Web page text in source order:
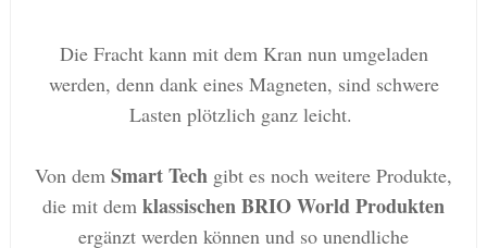
Die Fracht kann mit dem Kran nun umgeladen
werden, denn dank eines Magneten, sind schwere
Lasten plötzlich ganz leicht.
Von dem Smart Tech gibt es noch weitere Produkte,
die mit dem klassischen BRIO World Produkten
ergänzt werden können und so unendliche